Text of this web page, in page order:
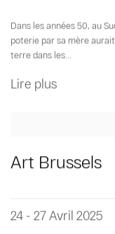
Dans les années 50, au
poterie par sa mère
terre dans les...
Lire plus
Art Brussels
24 - 27 Avril 2025